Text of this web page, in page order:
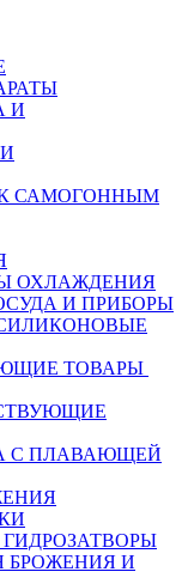
И
САМОГОННЫМ
ОХЛАЖДЕНИЯ
И ПРИБОРЫ
ТОВАРЫ
С ПЛАВАЮЩЕЙ
БРОЖЕНИЯ И